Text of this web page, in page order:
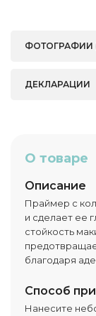
ФОТОГРАФИИ
ДЕКЛАРАЦИИ
О товаре
Описание
Праймер с
и сделает ее
стойкость
благодаря
Способ
Нанесите